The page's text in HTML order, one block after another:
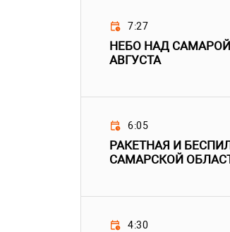
7:27
НЕБО НАД
АВГУСТА
6:05
РАКЕТНАЯ И
САМАРСКОЙ
4:30